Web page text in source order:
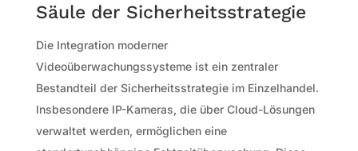
Säule der Sicherheitsstrategie
Die Integration moderner
Videoüberwachungssysteme ist ein zentraler
Bestandteil der Sicherheitsstrategie im Einzelhandel.
Insbesondere IP-Kameras, die über Cloud-Lösungen
verwaltet werden, ermöglichen eine